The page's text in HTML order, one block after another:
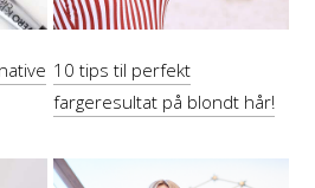
10 tips til perfekt
fargeresultat på blondt hår!